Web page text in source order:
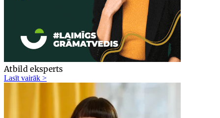
Atbild eksperts
Lasīt vairāk >